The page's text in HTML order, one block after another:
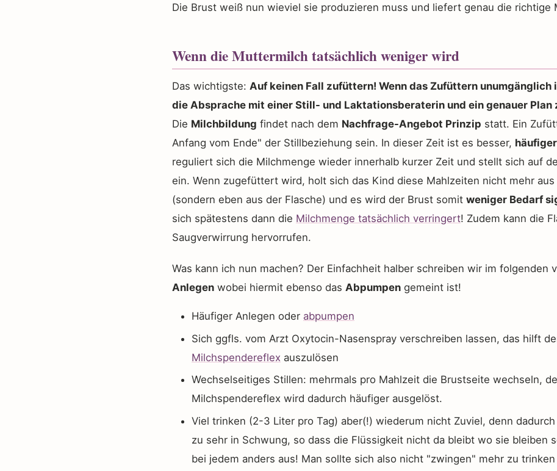
Die Brust weiß nun wieviel sie produzieren muss und liefert genau die richtige
Wenn die Muttermilch tatsächlich weniger wird
Das wichtigste: Auf keinen Fall zufüttern! Wenn das Zufüttern unumgänglich
die Absprache mit einer Still- und Laktationsberaterin und ein genauer Plan
Die Milchbildung findet nach dem Nachfrage-Angebot Prinzip statt. Ein
Anfang vom Ende" der Stillbeziehung sein. In dieser Zeit ist es besser,
reguliert sich die Milchmenge wieder innerhalb kurzer Zeit und stellt sich auf
ein. Wenn zugefüttert wird, holt sich das Kind diese Mahlzeiten nicht mehr
(sondern eben aus der Flasche) und es wird der Brust somit weniger Bedarf
sich spätestens dann die Milchmenge tatsächlich verringert! Zudem kann die
Saugverwirrung hervorrufen.
Was kann ich nun machen? Der Einfachheit halber schreiben wir im folgenden
Anlegen wobei hiermit ebenso das Abpumpen gemeint ist!
Häufiger Anlegen oder abpumpen
Sich ggfls. vom Arzt Oxytocin-Nasenspray verschreiben lassen, das hilft
Milchspendereflex auszulösen
Wechselseitiges Stillen: mehrmals pro Mahlzeit die Brustseite wechseln,
Milchspendereflex wird dadurch häufiger ausgelöst.
Viel trinken (2-3 Liter pro Tag) aber(!) wiederum nicht Zuviel, denn
zu sehr in Schwung, so dass die Flüssigkeit nicht da bleibt wo sie bleiben
bei jedem anders aus! Man sollte sich also nicht "zwingen" mehr zu